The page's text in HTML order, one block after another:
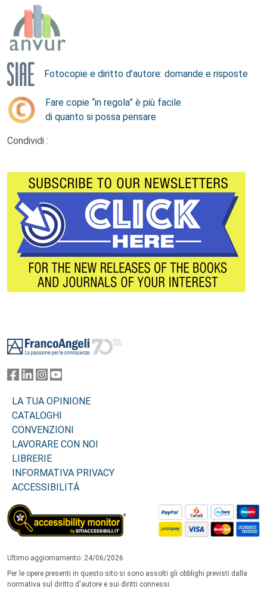
Fotocopie e diritto d’autore: domande e risposte
Fare copie “in regola” è più facile
di quanto si possa pensare
Condividi :
LA TUA OPINIONE
CATALOGHI
CONVENZIONI
LAVORARE CON NOI
LIBRERIE
INFORMATIVA PRIVACY
ACCESSIBILITÁ
Ultimo aggiornamento: 24/06/2026
Per le opere presenti in questo sito si sono assolti gli obblighi previsti dalla
normativa sul diritto d'autore e sui diritti connessi.